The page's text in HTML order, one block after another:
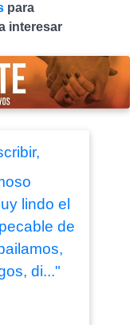
para
interesar
lindo el
de
di..."